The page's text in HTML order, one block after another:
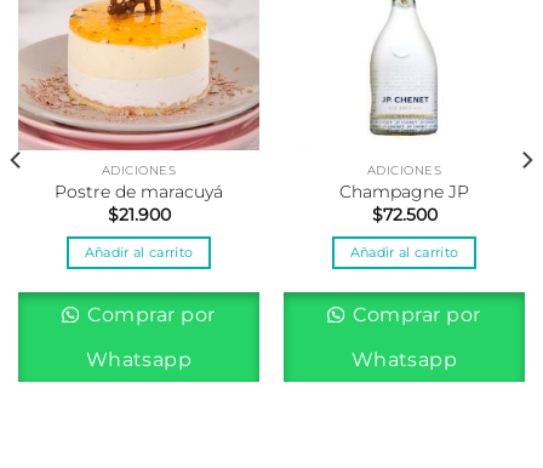
ADICIONES
Postre de maracuyá
$21.900
Añadir al carrito
Comprar por
Whatsapp
ADICIONES
Champagne JP
$72.500
Añadir al carrito
Comprar por
Whatsapp